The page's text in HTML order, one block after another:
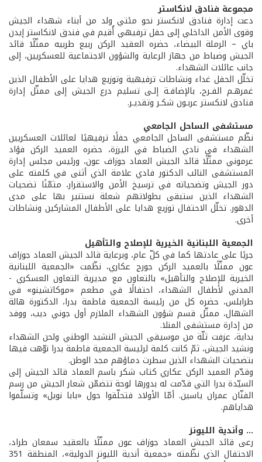
مجموعة فنادق لانكاستر
دعت إدارة فنادق لانكستر نحو مئتي ولد من أبناء شهداء الجيش
وقوى الأمن الداخلي إلى حفل ترفيهي أُقيم في فندق لانكاستر إيدن
باي – الرملة البيضاء، حضره العقيد الركن ربيع طربيه ممثّلًا قائد
الجيش وضباط من جهاز الرعاية والشؤون الاجتماعية للعسكريين، إلى
جانب عائلات الشهداء.
تخلّل الحفل غداء ونشاطات ترفيهية وتوزيع هدايا على الأطفال الذين
غمرهـم الفـرح، بالإضافـة إلـى تسليم درع الجيش إلى ممثّل إدارة
فنادق لانكستر عربـون شكـر وتقديـر.
مستشفى الساحل الجامعي
نظّم مستشفى الساحل الجامعي حفلًا ترفيهيًا لعائلات العسكريين
الشهداء في نادي الضباط في اليرزة، حضره العميد الركن فؤاد
عرموني ممثّلًا قائد الجيش العماد جوزاف عون، ورئيس مجلس إدارة
المستشفى النائب الدكتور فادي علامة الذي أثنى في كلمته على
دور الجيش وتضحياته في ترسيخ الأمن والاستقرار، مثمّنًا تضحيات
الشهداء الذين ستبقى بطولاتهم شعلة نستنير بها على مدى
الدهور. تخلّل الاحتفال توزيع هدايا على الأطفال المشاركين ونشاطات
أخرى.
الجمعية اللبنانية الخيرية للإصلاح والتأهيل
جريًا على عادتها كما في كلّ عام، وبرعاية قائد الجيش العماد جوزاف
عون ممثّلًا بالعميد الركن جورج عكاري، نظّمت «الجمعية اللبنانية
الخيرية للإصلاح والتأهيل» بالتعاون مع مديرية التعاون العسكري -
المدني لأطفال الشهداء، احتفالًا في مطعم «موكاتشينو» في
طرابلس، حضره كل من رئيسة الجمعية فاطمة بدرا، الدكتورة هالة
الشهال، ممثّل قسم شؤون الشهداء الملازم أول جوني ديب، ووفد
من إدارة مستشفى المنلا.
بداية، عزفت ثلّة من موسيقى الجيش النشيد الوطني ولحن الشهداء
ونشيد الجيش، ثمّ كانت كلمة لرئيسة الجمعية فاطمة بدرا نوّهت فيها
بتضحيات الشهداء الذين سطرت دماؤهم مجد الوطن.
وقدّم العميد الركن عكاري كتاب شكر باسم العماد قائد الجيش إلى
السيّدة بدرا التي قدّمت له بدورها لوحة تتضمّن شعار الجيش من رسم
الفنّان عمران ياسين. أمّا الأولاد فتحلّقوا حول «بابا نويل» وتسلّموا
هداياهم.
... وأندية الليونز
رعى قائد الجيش العماد جوزاف عون ممثّلًا بالعقيد سمعان طراد،
الاحتفال الذي نظّمته «جمعية أندية الليونز الدولية»، المنطقة 351